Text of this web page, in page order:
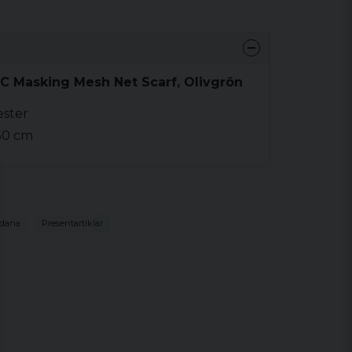
Masking Mesh Net Scarf, Olivgrön
cm
Presentartiklar